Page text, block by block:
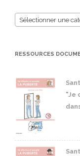
Sélectionner une
RESSOURCES
"Je